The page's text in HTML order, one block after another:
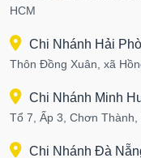
HCM
Chi Nhánh Hải
Thôn Đồng Xuân, xã
Chi Nhánh Minh
Tổ 7, Ấp 3, Chơn
Chi Nhánh Đà